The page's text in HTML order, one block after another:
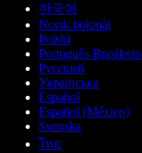
한국어
Norsk bokmål
Polski
Português Brasileiro
Русский
Українська
Español
Español (México)
Svenska
ไทย